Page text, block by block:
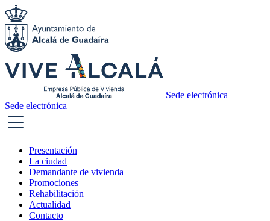
Sede electrónica
Sede electrónica
Presentación
La ciudad
Demandante de vivienda
Promociones
Rehabilitación
Actualidad
Contacto